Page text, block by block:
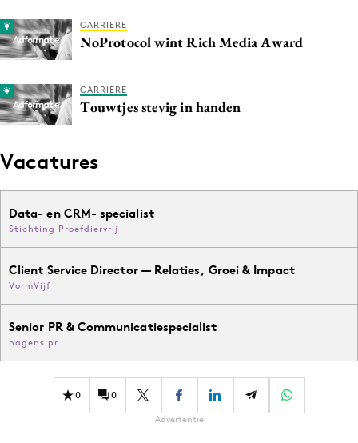
Purpose Marketing
Reputatie & crisis
CARRIERE
NoProtocol wint Rich Media Award
CARRIERE
Touwtjes stevig in handen
Vacatures
Data- en CRM- specialist
Stichting Proefdiervrij
Client Service Director — Relaties, Groei & Impact
VormVijf
Senior PR & Communicatiespecialist
hagens pr
0 0
Advertentie